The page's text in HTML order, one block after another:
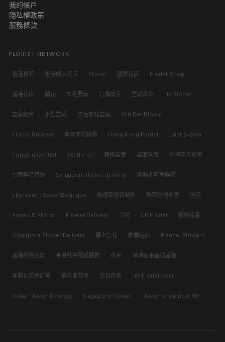
我的帳戶
隱私權政策
服務條款
FLORIST NETWORK
香港買花 · 香港網上花店 · Florist · 國際花店 · Florist Shop ·
香港花店 · 蘭花 · 蘭花展示 · 訂購蘭花 · 盆栽設計 · HK Florist ·
盆栽組合 · 小型盆栽 · 白色蘭花盆栽 · Van Der Bloom ·
Florist Delivery · 新年蘭花植物 · Hong Kong Florist · Just Bloom ·
florist in Central · SG florist · 藝術盆栽 · 桌面盆栽 · 婚禮花卉布置 ·
雲南鮮花直送 · Singapore flower delivery · 新鮮的時令鮮花 ·
Ellermann Flower Boutique · 婚禮及接待裝飾 · 鮮花婚禮布置 · 送花 ·
Agnes B Florist · Flower Delivery · 訂花 · UK Florist · 預約花束 ·
Singapore Flower Delivery · 網上訂花 · 推薦花店 · Flannel Flowers ·
香港附近花店 · 香港花卉配送服務 · 花束 · 深圳花束直送香港 ·
客製化花束訂單 · 情人節花束 · 生日花束 · HK-Florist.com ·
Dubai Flower Delivery · Singapore Florist · Flower shop near Me